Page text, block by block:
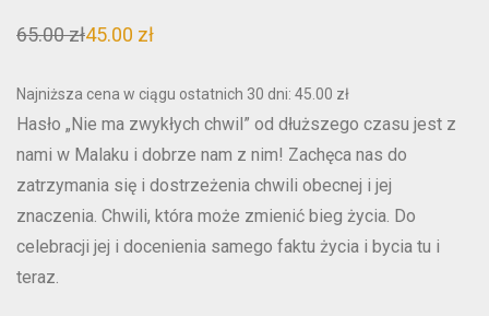
65.00zł
Pierwotna
65.00 zł.
45.00 zł
Aktualna
45.00 zł.
Najniższa cena w ciągu ostatnich 30 dni: 45.00 zł
Hasło „Nie ma zwykłych chwil” od dłuższego czasu jest z
nami w Malaku i dobrze nam z nim! Zachęca nas do
zatrzymania się i dostrzeżenia chwili obecnej i jej
znaczenia. Chwili, która może zmienić bieg życia. Do
celebracji jej i docenienia samego faktu życia i bycia tu i
teraz.